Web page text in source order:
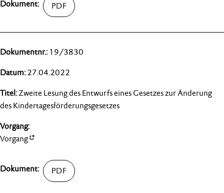
19/3830
27.04.2022
Zweite Lesung des Entwurfs eines Gesetzes zur Änderung
des Kindertagesförderungsgesetzes
Vorgang